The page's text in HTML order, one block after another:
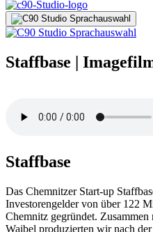
Staffbase |
Staffbase
Das Chemnitzer Start-up
Investorengelder von über 122
Chemnitz gegründet.
Waibel produzierten wir nach